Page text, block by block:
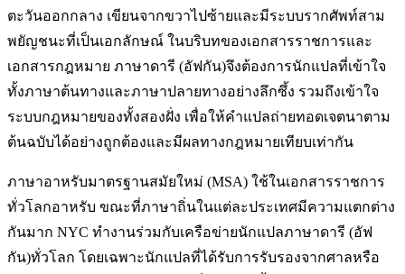
ตะวันออกกลาง เขียนจากขวาไปซ้ายและมีระบบรากศัพท์สาม
พยัญชนะที่เป็นเอกลักษณ์ ในบริบทของเอกสารราชการและ
เอกสารกฎหมาย ภาษาดารี (อัฟกัน)จึงต้องการนักแปลที่เข้าใจ
ทั้งภาษาต้นทางและภาษาปลายทางอย่างลึกซึ้ง รวมถึงเข้าใจ
ระบบกฎหมายของทั้งสองฝั่ง เพื่อให้คำแปลถ่ายทอดเจตนาตาม
ต้นฉบับได้อย่างถูกต้องและมีผลทางกฎหมายเทียบเท่ากัน
ภาษาอาหรับมาตรฐานสมัยใหม่ (MSA) ใช้ในเอกสารราชการ
ทั่วโลกอาหรับ ขณะที่ภาษาถิ่นในแต่ละประเทศมีความแตกต่าง
กันมาก NYC ทำงานร่วมกับเครือข่ายนักแปลภาษาดารี (อัฟ
กัน)ทั่วโลก โดยเฉพาะนักแปลที่ได้รับการรับรองจากศาลหรือ